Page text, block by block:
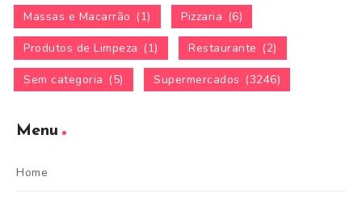
Massas e Macarrão (1) Pizzaria (6)
Produtos de Limpeza (1) Restaurante (2)
Sem categoria (5) Supermercados (3246)
Menu
Home